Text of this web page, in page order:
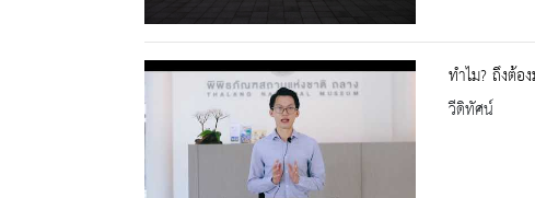
ทำไม? ถึงต้
วีดิทัศน์